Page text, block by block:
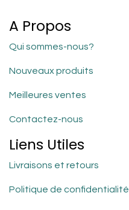
A Propos
Qui sommes-nous?
Nouveaux produits
Meilleures ventes
Contactez-nous
Liens Utiles
Livraisons et retours
Politique de confidentialité